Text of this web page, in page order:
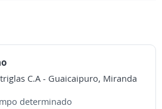
C.A - Guaicaipuro, Miranda
determinado